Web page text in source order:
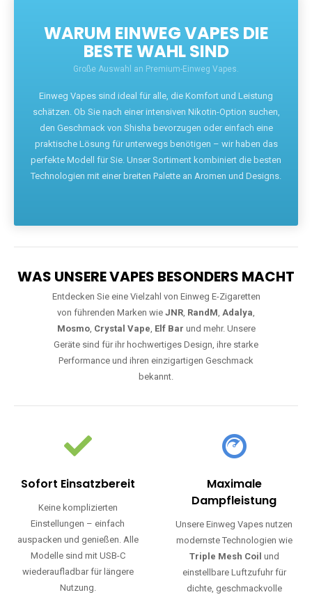
WARUM EINWEG VAPES DIE
BESTE WAHL SIND
Große Auswahl an Premium-Einweg Vapes.
Einweg Vapes sind ideal für alle, die Komfort und Leistung
schätzen. Ob Sie nach einer intensiven Nikotin-Option suchen,
den Geschmack von Shisha bevorzugen oder einfach eine
praktische Lösung für unterwegs benötigen – wir haben das
perfekte Modell für Sie. Unser Sortiment kombiniert die besten
Technologien mit einer breiten Palette an Aromen und Designs.
WAS UNSERE VAPES BESONDERS MACHT
Entdecken Sie eine Vielzahl von Einweg E-Zigaretten
von führenden Marken wie JNR, RandM, Adalya,
Mosmo, Crystal Vape, Elf Bar und mehr. Unsere
Geräte sind für ihr hochwertiges Design, ihre starke
Performance und ihren einzigartigen Geschmack
bekannt.
Sofort Einsatzbereit
Keine komplizierten
Einstellungen – einfach
auspacken und genießen. Alle
Modelle sind mit USB-C
wiederaufladbar für längere
Nutzung.
Maximale
Dampfleistung
Unsere Einweg Vapes nutzen
modernste Technologien wie
Triple Mesh Coil und
einstellbare Luftzufuhr für
dichte, geschmackvolle